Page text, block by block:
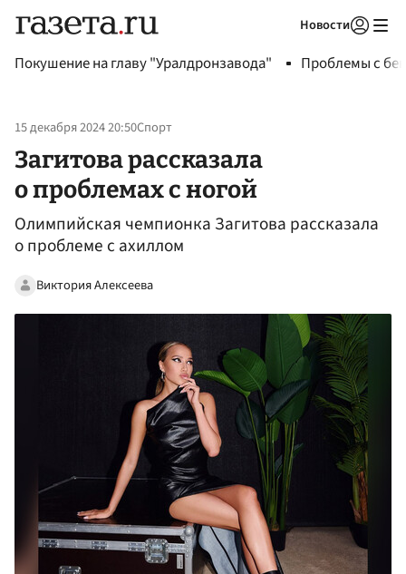
Новости
Покушение на главу "Уралдронзавода" Проблемы с
15 декабря 2024 20:50Спорт
Загитова рассказала
о проблемах с ногой
Олимпийская чемпионка Загитова рассказала
о проблеме с ахиллом
Виктория Алексеева